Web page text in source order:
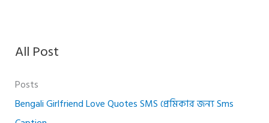
All Post
Posts
Bengali Girlfriend Love Quotes SMS প্রেমিকার জন্য Sms